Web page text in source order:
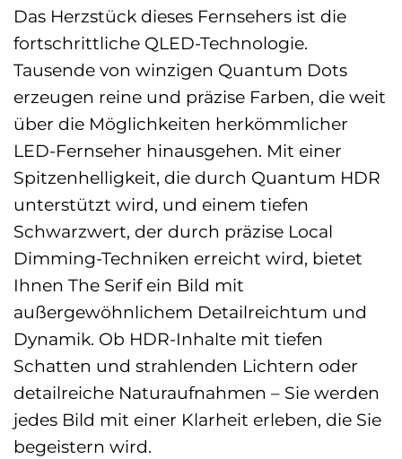
Das Herzstück dieses Fernsehers ist die
fortschrittliche QLED-Technologie.
Tausende von winzigen Quantum Dots
erzeugen reine und präzise Farben, die weit
über die Möglichkeiten herkömmlicher
LED-Fernseher hinausgehen. Mit einer
Spitzenhelligkeit, die durch Quantum HDR
unterstützt wird, und einem tiefen
Schwarzwert, der durch präzise Local
Dimming-Techniken erreicht wird, bietet
Ihnen The Serif ein Bild mit
außergewöhnlichem Detailreichtum und
Dynamik. Ob HDR-Inhalte mit tiefen
Schatten und strahlenden Lichtern oder
detailreiche Naturaufnahmen – Sie werden
jedes Bild mit einer Klarheit erleben, die Sie
begeistern wird.